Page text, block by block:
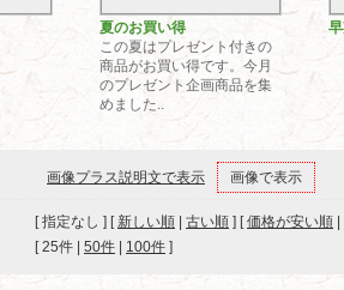
夏のお買い得
この夏はプレゼント付きの
商品がお買い得です。今月
のプレゼント企画商品を集
めました..
画像プラス説明文で表示 画像で表示
[ 指定なし ] [ 新しい順 古い順 ] [価格が安い順
[ 25件 50件 100件 ]